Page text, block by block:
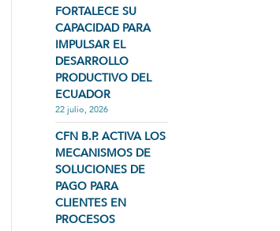
FORTALECE SU
CAPACIDAD PARA
IMPULSAR EL
DESARROLLO
PRODUCTIVO DEL
ECUADOR
22 julio, 2026
CFN B.P. ACTIVA LOS
MECANISMOS DE
SOLUCIONES DE
PAGO PARA
CLIENTES EN
PROCESOS